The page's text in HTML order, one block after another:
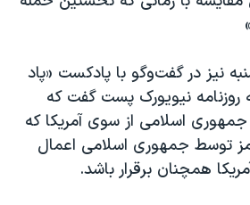
نیز در گفت‌وگو با پادکست «پاد
روزنامه نیویورک پست گفت که
اسلامی از سوی آمریکا که
توسط جمهوری اسلامی اعمال
همچنان برقرار باشد.